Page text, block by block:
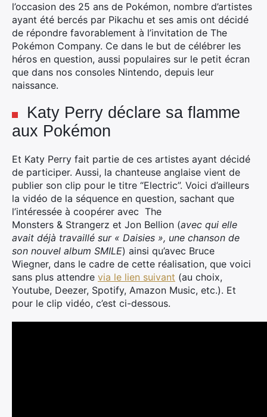
l’occasion des 25 ans de Pokémon, nombre d’artistes
ayant été bercés par Pikachu et ses amis ont décidé
de répondre favorablement à l’invitation de The
Pokémon Company. Ce dans le but de célébrer les
héros en question, aussi populaires sur le petit écran
que dans nos consoles Nintendo, depuis leur
naissance.
Katy Perry déclare sa flamme
aux Pokémon
Et Katy Perry fait partie de ces artistes ayant décidé
de participer. Aussi, la chanteuse anglaise vient de
publier son clip pour le titre “Electric”. Voici d’ailleurs
la vidéo de la séquence en question, sachant que
l’intéressée à coopérer avec The
Monsters & Strangerz et Jon Bellion (avec qui elle
avait déjà travaillé sur « Daisies », une chanson de
son nouvel album SMILE) ainsi qu’avec Bruce
Wiegner, dans le cadre de cette réalisation, que voici
sans plus attendre via le lien suivant (au choix,
Youtube, Deezer, Spotify, Amazon Music, etc.). Et
pour le clip vidéo, c’est ci-dessous.